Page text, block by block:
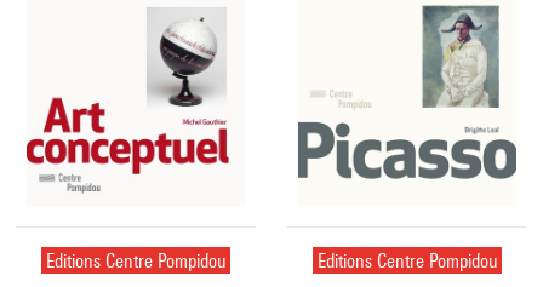
Editions Centre Pompidou Editions Centre Pompidou